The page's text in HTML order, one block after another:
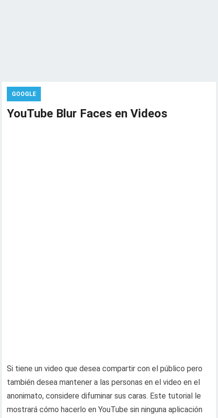
GOOGLE
YouTube Blur Faces en Videos
Si tiene un video que desea compartir con el público pero
también desea mantener a las personas en el video en el
anonimato, considere difuminar sus caras. Este tutorial le
mostrará cómo hacerlo en YouTube sin ninguna aplicación